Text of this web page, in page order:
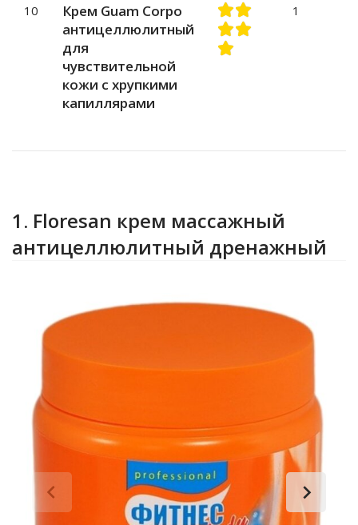
10
Крем Guam Corpo
антицеллюлитный
для
чувствительной
кожи с хрупкими
капиллярами
1
1. Floresan крем массажный
антицеллюлитный дренажный